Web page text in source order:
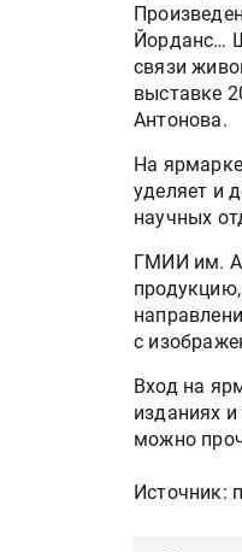
Йорданс…
связи
выставке
Антонова.
На
уделяет и
научных
ГМИИ им.
с
Вход на
изданиях
можно
Источник: